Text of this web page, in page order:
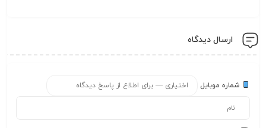
ارسال دیدگاه
شماره موبایل